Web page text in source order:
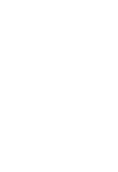
das laufende
Dies gilt
die Erlaubnis
Gewässer